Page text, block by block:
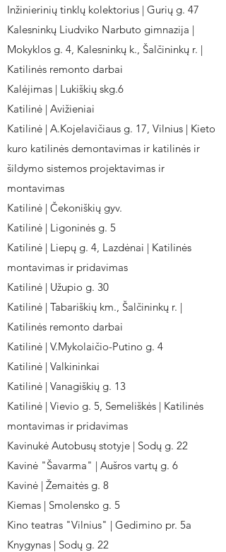
Inžinierinių tinklų kolektorius | Gurių g. 47
Kalesninkų Liudviko Narbuto gimnazija |
Mokyklos g. 4, Kalesninkų k., Šalčininkų r. |
Katilinės remonto darbai
Kalėjimas | Lukiškių skg.6
Katilinė | Avižieniai
Katilinė | A.Kojelavičiaus g. 17, Vilnius | Kieto
kuro katilinės demontavimas ir katilinės ir
šildymo sistemos projektavimas ir
montavimas
Katilinė | Čekoniškių gyv.
Katilinė | Ligoninės g. 5
Katilinė | Liepų g. 4, Lazdėnai | Katilinės
montavimas ir pridavimas
Katilinė | Užupio g. 30
Katilinė | Tabariškių km., Šalčininkų r. |
Katilinės remonto darbai
Katilinė | V.Mykolaičio-Putino g. 4
Katilinė | Valkininkai
Katilinė | Vanagiškių g. 13
Katilinė | Vievio g. 5, Semeliškės | Katilinės
montavimas ir pridavimas
Kavinukė Autobusų stotyje | Sodų g. 22
Kavinė "Šavarma" | Aušros vartų g. 6
Kavinė | Žemaitės g. 8
Kiemas | Smolensko g. 5
Kino teatras "Vilnius" | Gedimino pr. 5a
Knygynas | Sodų g. 22